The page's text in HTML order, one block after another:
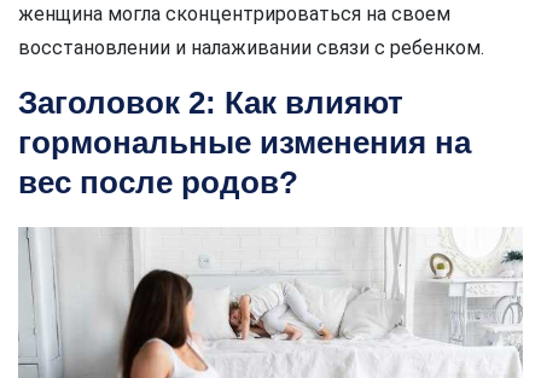
женщина могла сконцентрироваться на своем
восстановлении и налаживании связи с ребенком.
Заголовок 2: Как влияют
гормональные изменения на
вес после родов?